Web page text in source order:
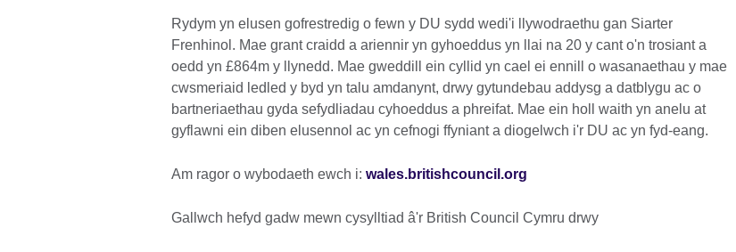
Rydym yn elusen gofrestredig o fewn y DU sydd wedi'i llywodraethu gan Siarter
Frenhinol. Mae grant craidd a ariennir yn gyhoeddus yn llai na 20 y cant o'n trosiant a
oedd yn £864m y llynedd. Mae gweddill ein cyllid yn cael ei ennill o wasanaethau y mae
cwsmeriaid ledled y byd yn talu amdanynt, drwy gytundebau addysg a datblygu ac o
bartneriaethau gyda sefydliadau cyhoeddus a phreifat. Mae ein holl waith yn anelu at
gyflawni ein diben elusennol ac yn cefnogi ffyniant a diogelwch i'r DU ac yn fyd-eang.
Am ragor o wybodaeth ewch i: wales.britishcouncil.org
Gallwch hefyd gadw mewn cysylltiad â'r British Council Cymru drwy